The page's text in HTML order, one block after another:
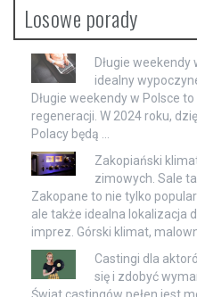
Losowe porady
Długie
idealny
Długie weekendy w Polsce
regeneracji. W 2024 roku,
Polacy będą …
Zakopiański
zimowych. Sale
Zakopane to nie tylko
ale także idealna lokalizacja
imprez. Górski klimat,
Castingi dla
się i zdobyć
Świat castingów pełen jest